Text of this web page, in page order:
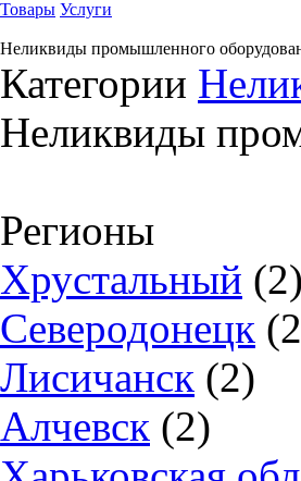
Товары Услуги
Неликвиды промышленного
Категории
Неликвиды
Регионы
Хрустальный (2)
Северодонецк
Лисичанск (2)
Алчевск (2)